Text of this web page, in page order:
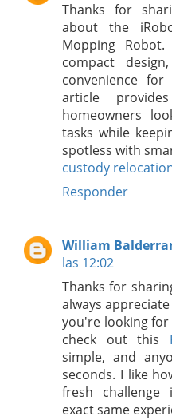
Thanks for
about the
Mopping
compact
convenience
article
homeowners
tasks while
spotless with
custody
Responder
William
las 12:02
Thanks for
always
you're looking
check out this
simple, and
seconds. I like
fresh
exact same